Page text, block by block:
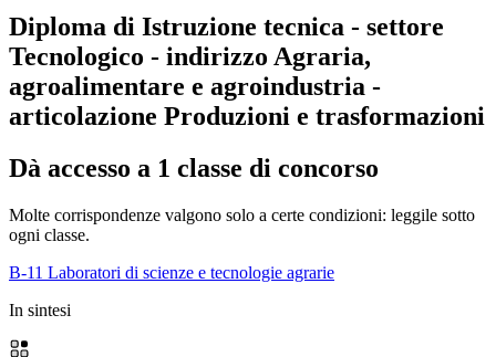
Diploma di Istruzione tecnica - settore
Tecnologico - indirizzo Agraria,
agroalimentare e agroindustria -
articolazione Produzioni e trasformazioni
Dà accesso a 1 classe di concorso
Molte corrispondenze valgono solo a certe condizioni: leggile sotto
ogni classe.
B-11 Laboratori di scienze e tecnologie agrarie
In sintesi